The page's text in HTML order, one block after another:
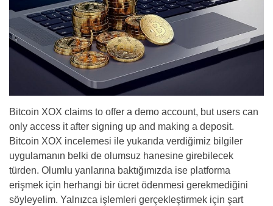
Bitcoin XOX claims to offer a demo account, but users can
only access it after signing up and making a deposit.
Bitcoin XOX incelemesi ile yukarıda verdiğimiz bilgiler
uygulamanın belki de olumsuz hanesine girebilecek
türden. Olumlu yanlarına baktığımızda ise platforma
erişmek için herhangi bir ücret ödenmesi gerekmediğini
söyleyelim. Yalnızca işlemleri gerçekleştirmek için şart